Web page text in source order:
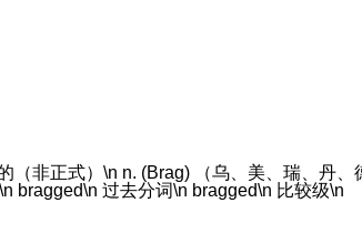
（非正式）\n n. (Brag) （乌、美、瑞、丹、
bragged\n 过去分词\n bragged\n 比较级\n